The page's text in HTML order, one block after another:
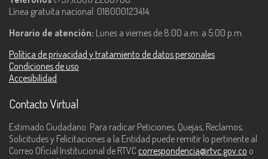
Línea gratuita nacional: 018000123414.
Horario de atención: Lunes a viernes de 8:00 a.m. a 5:00 p.m.
Política de privacidad y tratamiento de datos personales
Condiciones de uso
Accesibilidad
Contacto Virtual
Estimado Ciudadano: Para radicar Peticiones, Quejas, Reclamos,
Solicitudes y Felicitaciones a la Entidad puede remitir lo pertinente al
Correo Oficial Institucional de RTVC correspondencia@rtvc.gov.co o